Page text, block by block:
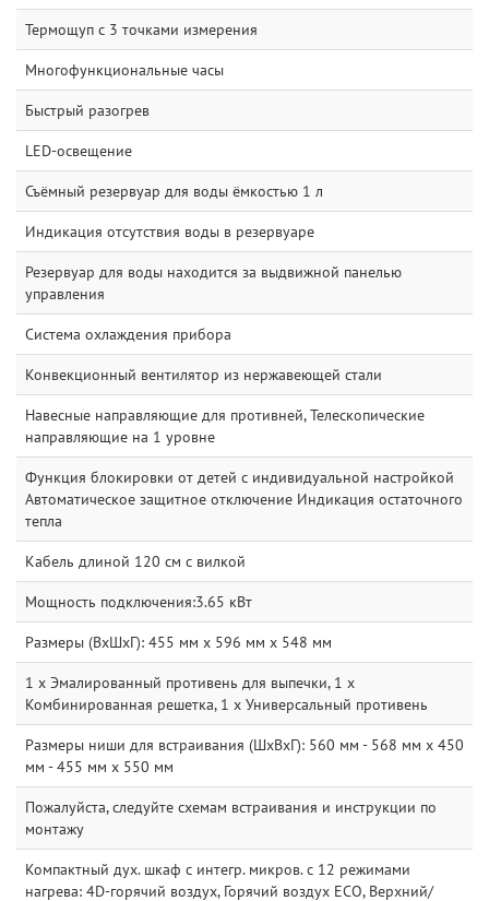
Термощуп с 3 точками измерения
Многофункциональные часы
Быстрый разогрев
LED-освещение
Съёмный резервуар для воды ёмкостью 1 л
Индикация отсутствия воды в резервуаре
Резервуар для воды находится за выдвижной панелью
управления
Система охлаждения прибора
Конвекционный вентилятор из нержавеющей стали
Навесные направляющие для противней, Телескопические
направляющие на 1 уровне
Функция блокировки от детей с индивидуальной настройкой
Автоматическое защитное отключение Индикация остаточного
тепла
Кабель длиной 120 см с вилкой
Мощность подключения:3.65 кВт
Размеры (ВxШxГ): 455 мм x 596 мм x 548 мм
1 x Эмалированный противень для выпечки, 1 x
Комбинированная решетка, 1 x Универсальный противень
Размеры ниши для встраивания (ШхВхГ): 560 мм - 568 мм x 450
мм - 455 мм x 550 мм
Пожалуйста, следуйте схемам встраивания и инструкции по
монтажу
Компактный дух. шкаф с интегр. микров. с 12 режимами
нагрева: 4D-горячий воздух, Горячий воздух ECO, Верхний/